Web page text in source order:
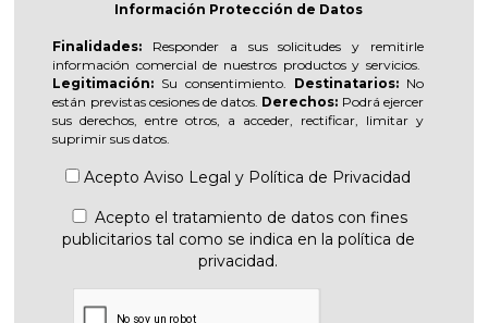
Información Protección de Datos
Finalidades: Responder a sus solicitudes y remitirle
información comercial de nuestros productos y servicios.
Legitimación: Su consentimiento. Destinatarios:No
están previstas cesiones de datos. Derechos: Podrá ejercer
sus derechos, entre otros, a acceder, rectificar, limitar y
suprimir sus datos.
AceptoAviso Legal y Política de Privacidad
Acepto el tratamiento de datos con fines
publicitarios tal como se indica en la política de
privacidad.